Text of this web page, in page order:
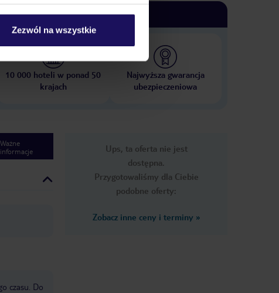
Zezwól na wszystkie
10 000 hoteli w ponad 50
krajach
Najwyższa gwarancja
ubezpieczeniowa
Ważne
informacje
czasu. Do
Ups, ta oferta nie jest
dostępna.
Przygotowaliśmy dla Ciebie
podobne oferty:
Zobacz inne ceny i terminy »